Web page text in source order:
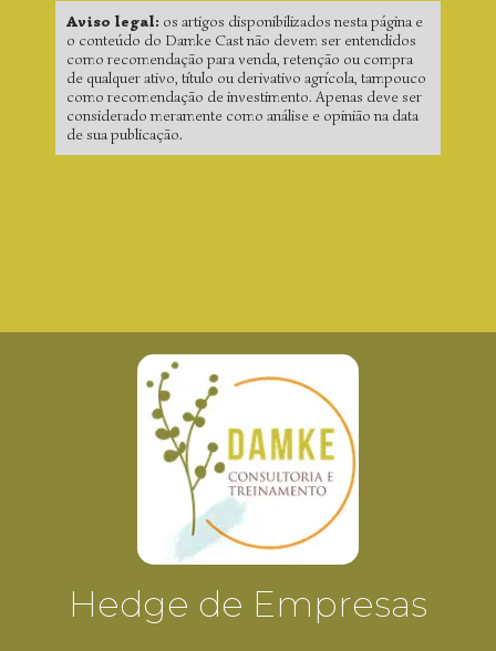
Aviso legal: os artigos disponibilizados nesta página e
o conteúdo do Damke Cast não devem ser entendidos
como recomendação para venda, retenção ou compra
de qualquer ativo, título ou derivativo agrícola, tampouco
como recomendação de investimento. Apenas deve ser
considerado meramente como análise e opinião na data
de sua publicação.
Hedge de Empresas